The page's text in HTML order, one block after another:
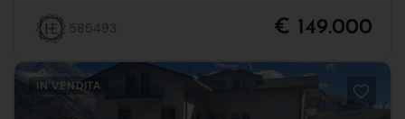
585493 € 149.000
IN VENDITA